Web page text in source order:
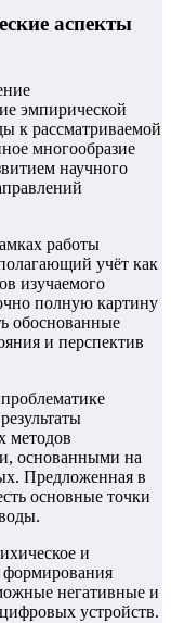
аспекты
эмпирической
к рассматриваемой
многообразие
научного
работы
учёт как
изучаемого
полную картину
обоснованные
и перспектив
методов
основанными на
Предложенная в
основные точки
и
формирования
негативные и
устройств.